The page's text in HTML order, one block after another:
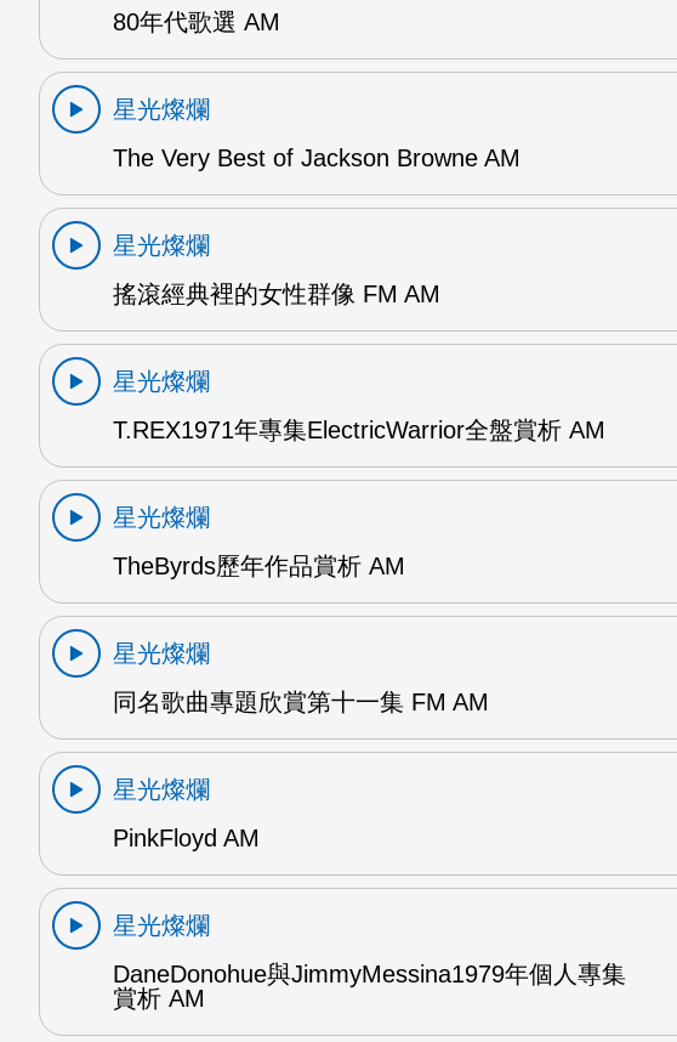
80年代歌選 AM
星光燦爛
The Very Best of Jackson Browne AM
星光燦爛
搖滾經典裡的女性群像 FM AM
星光燦爛
T.REX1971年專集ElectricWarrior全盤賞析 AM
星光燦爛
TheByrds歷年作品賞析 AM
星光燦爛
同名歌曲專題欣賞第十一集 FM AM
星光燦爛
PinkFloyd AM
星光燦爛
DaneDonohue與JimmyMessina1979年個人專集
賞析 AM